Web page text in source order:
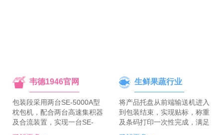
韦德1946官网
包装段采用两台SE-5000A型
枕包机，配合两台高速集积器
及合流装置，实现一台SE-
5700A-BX枕包机完成整线的
生鲜果蔬行业
将产品托盘从前端输送机进入
到包装结束，实现贴标，称重
及条码打印一次性完成，满足
客户包装效率120个/min的包